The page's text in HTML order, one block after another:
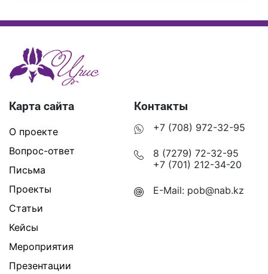
Карта сайта
О проекте
Вопрос-ответ
Письма
Проекты
Статьи
Кейсы
Мероприятия
Презентации
Контакты
+7 (708) 972-32-95
8 (7279) 72-32-95
+7 (701) 212-34-20
E-Mail: pob@nab.kz